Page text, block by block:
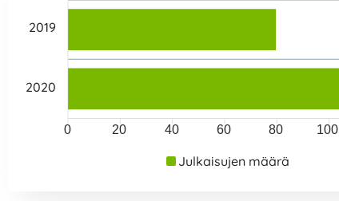
Julkaisujen määrä
2019
2020
100
80
60
40
20
0